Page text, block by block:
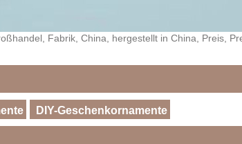
Fabrik, China, hergestellt in China, Preis,
DIY-Geschenkornamente